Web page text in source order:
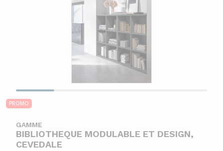
PROMO
GAMME
BIBLIOTHEQUE MODULABLE ET DESIGN,
CEVEDALE